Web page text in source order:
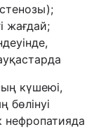
жағдай;
күшеюі,
бөлінуі
нефропатияда